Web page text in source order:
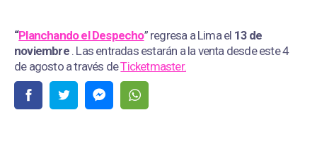
“Planchando el Despecho” regresa a Lima el 13 de
noviembre . Las entradas estarán a la venta desde este 4
de agosto a través deTicketmaster.